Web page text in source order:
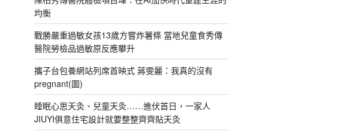
均衡
戰勝嚴重過敏女孩13歲方嘗炸薯條 當地兒童食秀傳
醫院勞檢品過敏原反應攀升
攜子台包養網站列席首映式 蔣雯麗：我真的沒有
pregnant(圖)
睡眠心思天灸、兒童天灸……進伏首日，一家人
JIUYI俱意住宅設計就要整整齊齊貼天灸